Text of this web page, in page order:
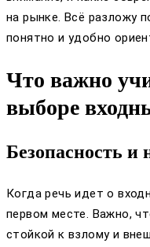
на рынке. Всё разложу
понятно и удобно
Что важно
выборе
Безопасность и
Когда речь идет о
первом месте. Важно,
стойкой к взлому и